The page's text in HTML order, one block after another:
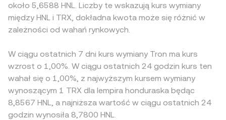
około 5,6588 HNL. Liczby te wskazują kurs wymiany
między HNL i TRX, dokładna kwota może się różnić w
zależności od wahań rynkowych.
W ciągu ostatnich 7 dni kurs wymiany Tron ma kurs
wzrost o 1,00%. W ciągu ostatnich 24 godzin kurs ten
wahał się o 1,00%, z najwyższym kursem wymiany
wynoszącym 1 TRX dla lempira honduraska będąc
8,8567 HNL, a najniższa wartość w ciągu ostatnich 24
godzin wynosiła 8,7800 HNL.